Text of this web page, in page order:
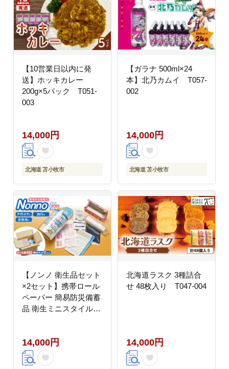
【10営業日以内に発
送】ホッキカレー
200g×5パック T051-
003
14,000円
北海道 苫小牧市
【ガラナ 500ml×24
本】北乃カムイ T057-
002
14,000円
北海道 苫小牧市
【ノンノ 衛生品セット
×2セット】携帯ロール
ペーパー 簡易防災備蓄
品 衛生ミニスタイル
14,000円
北海道ラスク 3種詰合
せ 48枚入り T047-004
14,000円